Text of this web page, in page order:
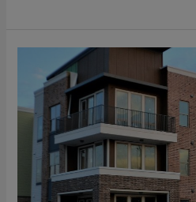
discussies
vermijden